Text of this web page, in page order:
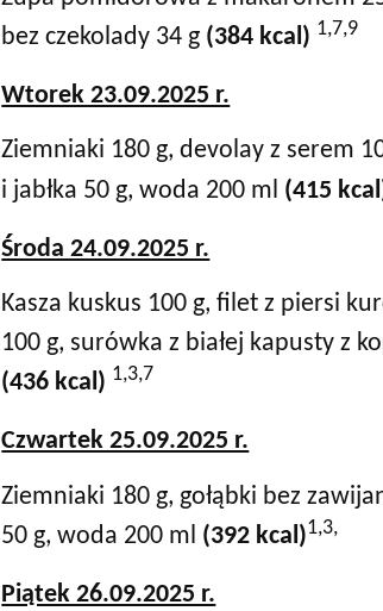
bez czekolady 34 g (384 kcal) 1,7,9
Wtorek 23.09.2025 r.
Ziemniaki 180 g, devolay z serem
i jabłka 50 g, woda 200 ml (415
Środa 24.09.2025 r.
Kasza kuskus 100 g, filet z piersi
100 g, surówka z białej kapusty z
(436 kcal) 1,3,7
Czwartek 25.09.2025 r.
Ziemniaki 180 g, gołąbki bez
50 g, woda 200 ml (392 kcal)1,3,
Piątek 26.09.2025 r.